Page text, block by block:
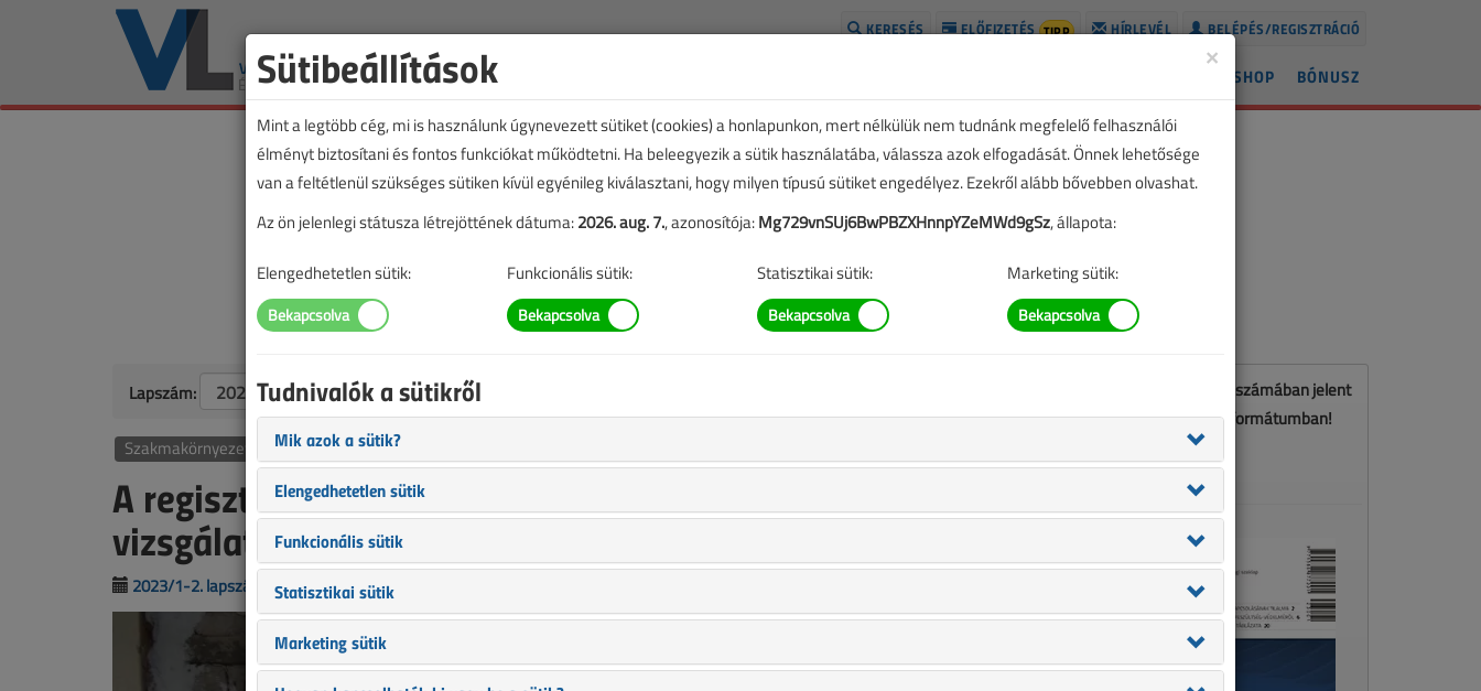
BELÉPÉS/REGISZTRÁCIÓ
HÍRLEVÉL
ELŐFIZETÉS TIPP
KERESÉS
BÓNUSZ
SHOP
Lapszám:
Szakmakörnyezet
A regisztrált villanyszerelőket érintő etikai
vizsgálatok rendszere
2023/1-2. lapszám | Benyák László
Ez a cikk a VL 2023. január-februári számában jelent
meg. Töltse le a lapszámot PDF formátumban!
LETÖLTÉS
×
Sütibeállítások
Mint a legtöbb cég, mi is használunk úgynevezett sütiket (cookies) a honlapunkon, mert nélkülük nem tudnánk megfelelő felhasználói
élményt biztosítani és fontos funkciókat működtetni. Ha beleegyezik a sütik használatába, válassza azok elfogadását. Önnek lehetősége
van a feltétlenül szükséges sütiken kívül egyénileg kiválasztani, hogy milyen típusú sütiket engedélyez. Ezekről alább bővebben olvashat.
Az ön jelenlegi státusza létrejöttének dátuma:2026. aug. 7., azonosítója:Mg729vnSUj6BwPBZXHnnpYZeMWd9gSz, állapota:
Elengedhetetlen sütik: Funkcionális sütik: Statisztikai sütik: Marketing sütik:
Tudnivalók a sütikről
Mik azok a sütik?
Elengedhetetlen sütik
Funkcionális sütik
Statisztikai sütik
Marketing sütik